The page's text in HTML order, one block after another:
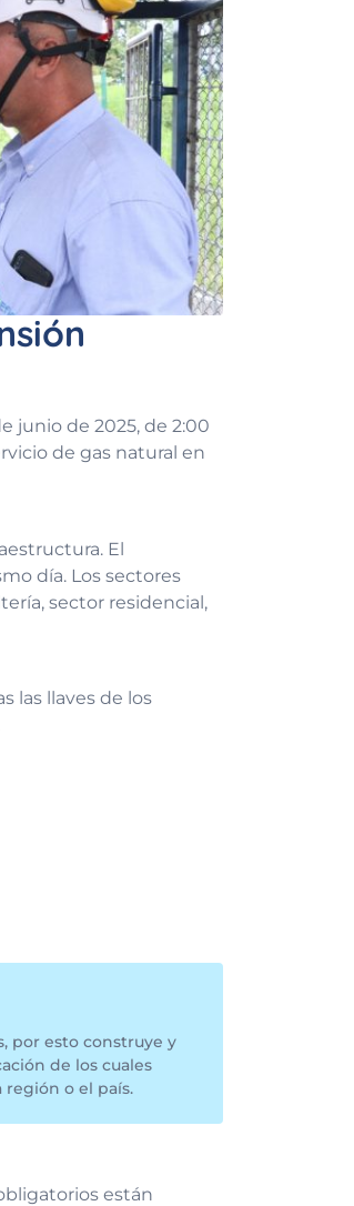
junio de 2025, de 2:00
de gas natural en
El
día. Los sectores
sector residencial,
las llaves de los
por esto construye y
de los cuales
o el país.
están